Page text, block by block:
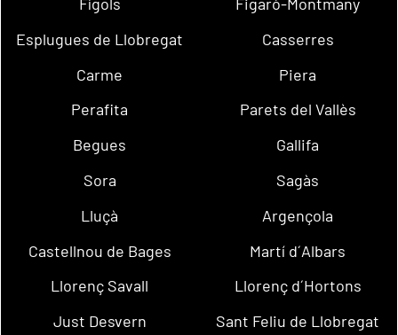
Esplugues de Llobregat
Casserres
Carme
Piera
Perafita
Parets del Vallès
Begues
Gallifa
Sora
Sagàs
Lluçà
Argençola
Castellnou de Bages
Martí d´Albars
Llorenç Savall
Llorenç d´Hortons
Just Desvern
Sant Feliu de Llobregat